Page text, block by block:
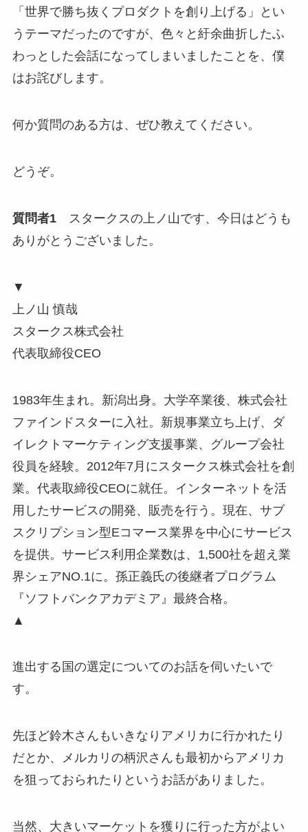
「世界で勝ち抜くプロダクトを創り上げる」とい
うテーマだったのですが、色々と紆余曲折したふ
わっとした会話になってしまいましたことを、僕
はお詫びします。
何か質問のある方は、ぜひ教えてください。
どうぞ。
質問者1スタークスの上ノ山です、今日はどうも
ありがとうございました。
▼
上ノ山 慎哉
スタークス株式会社
代表取締役CEO
1983年生まれ。新潟出身。大学卒業後、株式会社
ファインドスターに入社。新規事業立ち上げ、ダ
イレクトマーケティング支援事業、グループ会社
役員を経験。2012年7月にスタークス株式会社を創
業。代表取締役CEOに就任。インターネットを活
用したサービスの開発、販売を行う。現在、サブ
スクリプション型Eコマース業界を中心にサービス
を提供。サービス利用企業数は、1,500社を超え業
界シェアNO.1に。孫正義氏の後継者プログラム
『ソフトバンクアカデミア』最終合格。
▲
進出する国の選定についてのお話を伺いたいで
す。
先ほど鈴木さんもいきなりアメリカに行かれたり
だとか、メルカリの柄沢さんも最初からアメリカ
を狙っておられたりというお話がありました。
当然、大きいマーケットを獲りに行った方がよい